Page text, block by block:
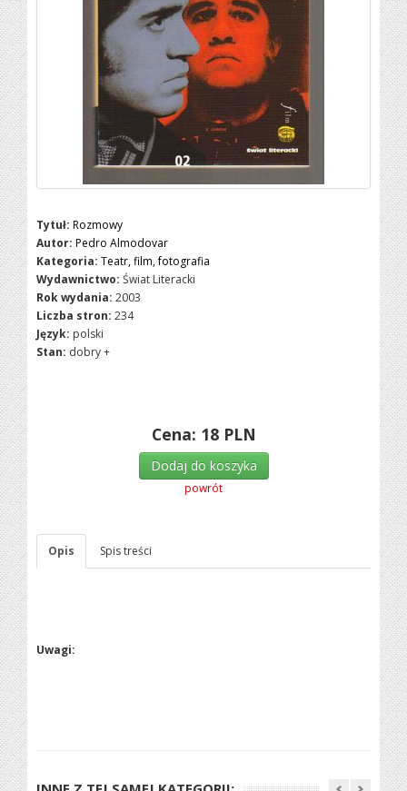
Tytuł: Rozmowy
Autor: Pedro Almodovar
Kategoria: Teatr, film, fotografia
Wydawnictwo: Świat Literacki
Rok wydania: 2003
Liczba stron: 234
Język: polski
Stan: dobry +
Cena: 18 PLN
Dodaj do koszyka
powrót
Opis Spis treści
Uwagi: